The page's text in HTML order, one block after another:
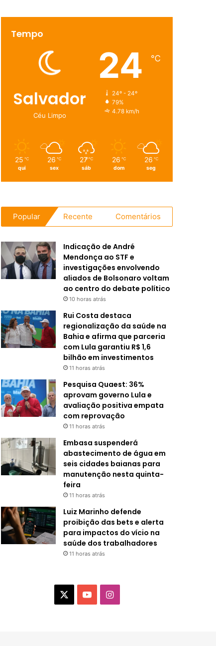
Tempo
Salvador
Céu Limpo
24 ℃
24º - 24º
79%
4.78 km/h
25 ℃
qui
26 ℃
sex
27 ℃
sáb
26 ℃
dom
26 ℃
seg
Popular Recente Comentários
Indicação de André
Mendonça ao STF e
investigações envolvendo
aliados de Bolsonaro voltam
ao centro do debate político
10 horas atrás
Rui Costa destaca
regionalização da saúde na
Bahia e afirma que parceria
com Lula garantiu R$ 1,6
bilhão em investimentos
11 horas atrás
Pesquisa Quaest: 36%
aprovam governo Lula e
avaliação positiva empata
com reprovação
11 horas atrás
Embasa suspenderá
abastecimento de água em
seis cidades baianas para
manutenção nesta quinta-
feira
11 horas atrás
Luiz Marinho defende
proibição das bets e alerta
para impactos do vício na
saúde dos trabalhadores
11 horas atrás
Y
I